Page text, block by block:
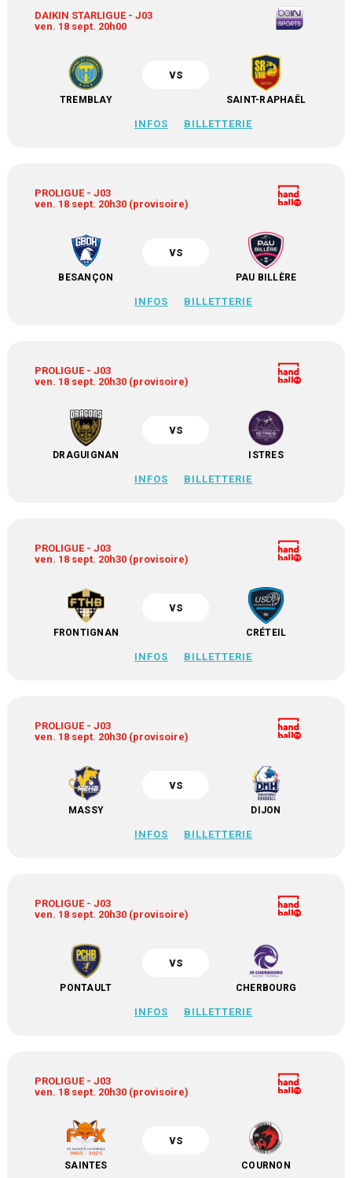
DAIKIN STARLIGUE - J03
ven. 18 sept. 20h00
TREMBLAY
vs
SAINT-RAPHAËL
INFOS BILLETTERIE
PROLIGUE - J03
ven. 18 sept. 20h30 (provisoire)
BESANÇON
vs
PAU BILLÈRE
INFOS BILLETTERIE
PROLIGUE - J03
ven. 18 sept. 20h30 (provisoire)
DRAGUIGNAN
vs
ISTRES
INFOS BILLETTERIE
PROLIGUE - J03
ven. 18 sept. 20h30 (provisoire)
FRONTIGNAN
vs
CRÉTEIL
INFOS BILLETTERIE
PROLIGUE - J03
ven. 18 sept. 20h30 (provisoire)
MASSY
vs
DIJON
INFOS BILLETTERIE
PROLIGUE - J03
ven. 18 sept. 20h30 (provisoire)
PONTAULT
vs
CHERBOURG
INFOS BILLETTERIE
PROLIGUE - J03
ven. 18 sept. 20h30 (provisoire)
SAINTES
vs
COURNON